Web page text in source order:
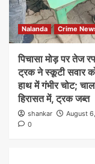
Nalanda Crime
पिचासा मोड़ पर तेज
ट्रक ने स्कूटी सवार
हाथ में गंभीर चोट;
हिरासत में, ट्रक जब्त
shankar
August
0